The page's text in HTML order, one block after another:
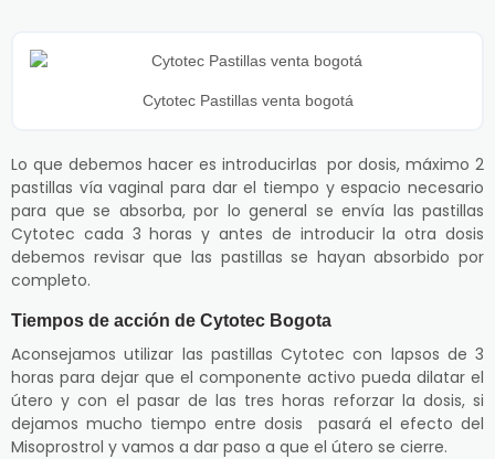
Cytotec Pastillas venta bogotá
Lo que debemos hacer es introducirlas por dosis, máximo 2
pastillas vía vaginal para dar el tiempo y espacio necesario
para que se absorba, por lo general se envía las pastillas
Cytotec cada 3 horas y antes de introducir la otra dosis
debemos revisar que las pastillas se hayan absorbido por
completo.
Tiempos de acción de Cytotec Bogota
Aconsejamos utilizar las pastillas Cytotec con lapsos de 3
horas para dejar que el componente activo pueda dilatar el
útero y con el pasar de las tres horas reforzar la dosis, si
dejamos mucho tiempo entre dosis pasará el efecto del
Misoprostrol y vamos a dar paso a que el útero se cierre.